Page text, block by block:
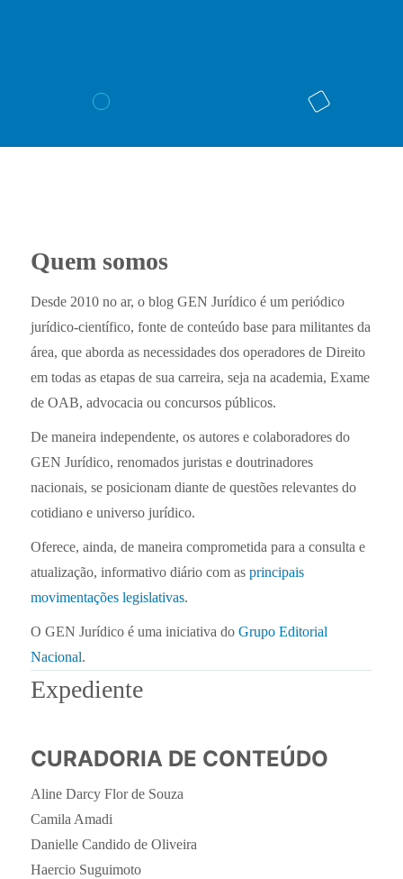
Quem somos
Desde 2010 no ar, o blog GEN Jurídico é um periódico
jurídico-científico, fonte de conteúdo base para militantes da
área, que aborda as necessidades dos operadores de Direito
em todas as etapas de sua carreira, seja na academia, Exame
de OAB, advocacia ou concursos públicos.
De maneira independente, os autores e colaboradores do
GEN Jurídico, renomados juristas e doutrinadores
nacionais, se posicionam diante de questões relevantes do
cotidiano e universo jurídico.
Oferece, ainda, de maneira comprometida para a consulta e
atualização, informativo diário com as principais
movimentações legislativas.
O GEN Jurídico é uma iniciativa do Grupo Editorial
Nacional.
Expediente
CURADORIA DE CONTEÚDO
Aline Darcy Flor de Souza
Camila Amadi
Danielle Candido de Oliveira
Haercio Suguimoto